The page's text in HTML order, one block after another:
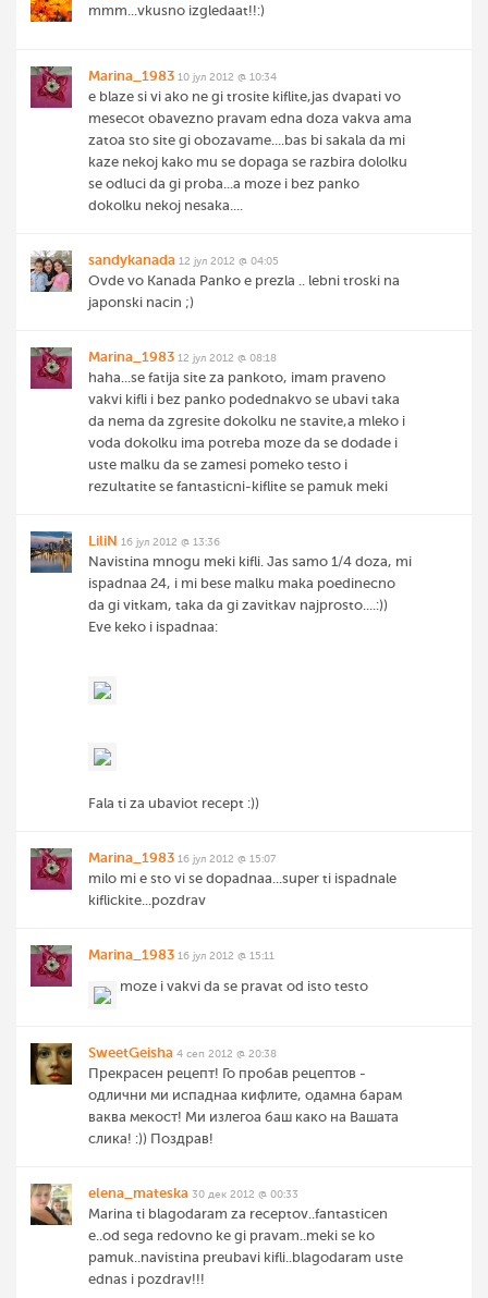
mmm...vkusno izgledaat!!:)
Marina_1983 10 јул 2012 @ 10:34
e blaze si vi ako ne gi trosite kiflite,jas dvapati vo
mesecot obavezno pravam edna doza vakva ama
zatoa sto site gi obozavame....bas bi sakala da mi
kaze nekoj kako mu se dopaga se razbira dololku
se odluci da gi proba...a moze i bez panko
dokolku nekoj nesaka....
sandykanada 12 јул 2012 @ 04:05
Ovde vo Kanada Panko e prezla .. lebni troski na
japonski nacin ;)
Marina_1983 12 јул 2012 @ 08:18
haha...se fatija site za pankoto, imam praveno
vakvi kifli i bez panko podednakvo se ubavi taka
da nema da zgresite dokolku ne stavite,a mleko i
voda dokolku ima potreba moze da se dodade i
uste malku da se zamesi pomeko testo i
rezultatite se fantasticni-kiflite se pamuk meki
LiliN 16 јул 2012 @ 13:36
Navistina mnogu meki kifli. Jas samo 1/4 doza, mi
ispadnaa 24, i mi bese malku maka poedinecno
da gi vitkam, taka da gi zavitkav najprosto....:))
Eve keko i ispadnaa:
Fala ti za ubaviot recept :))
Marina_1983 16 јул 2012 @ 15:07
milo mi e sto vi se dopadnaa...super ti ispadnale
kiflickite...pozdrav
Marina_1983 16 јул 2012 @ 15:11
moze i vakvi da se pravat od isto testo
SweetGeisha 4 сеп 2012 @ 20:38
Прекрасен рецепт! Го пробав рецептов -
одлични ми испаднаа кифлите, одамна барам
ваква мекост! Ми излегоа баш како на Вашата
слика! :)) Поздрав!
elena_mateska 30 дек 2012 @ 00:33
Marina ti blagodaram za receptov..fantasticen
e..od sega redovno ke gi pravam..meki se ko
pamuk..navistina preubavi kifli..blagodaram uste
ednas i pozdrav!!!